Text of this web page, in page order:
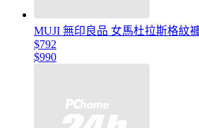
MUJI 無印良品 女馬杜拉斯格紋
$792
$990